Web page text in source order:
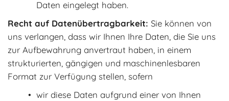
Daten eingelegt haben.
Recht auf Datenübertragbarkeit: Sie können von
uns verlangen, dass wir Ihnen Ihre Daten, die Sie uns
zur Aufbewahrung anvertraut haben, in einem
strukturierten, gängigen und maschinenlesbaren
Format zur Verfügung stellen, sofern
wir diese Daten aufgrund einer von Ihnen